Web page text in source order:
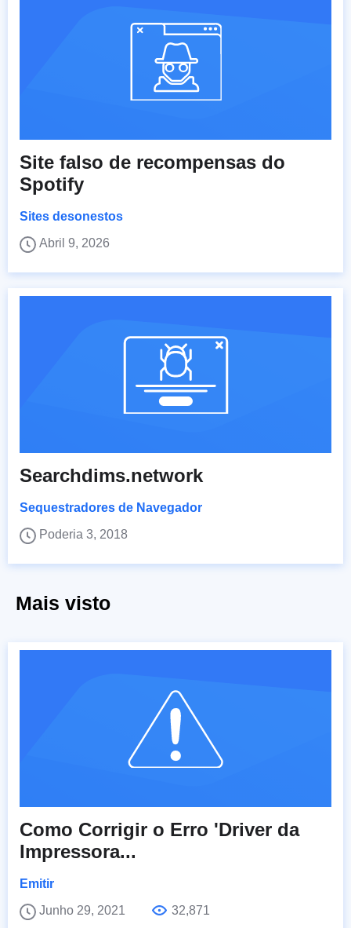
Site falso de recompensas do
Spotify
Sites desonestos
Abril 9, 2026
Searchdims.network
Sequestradores de Navegador
Poderia 3, 2018
Mais visto
Como Corrigir o Erro 'Driver da
Impressora...
Emitir
Junho 29, 2021
32,871